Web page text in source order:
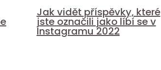
Jak vidět příspěvky, které
jste označili jako líbí se v
Instagramu 2022